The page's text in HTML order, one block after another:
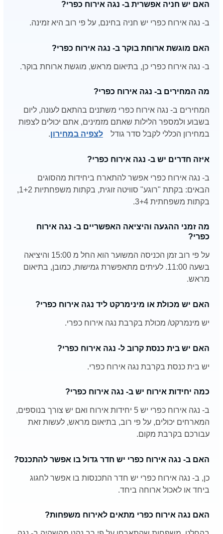
האם יש חניה אפשרית ב- נגה אירוח כפרי?
ב- נגה אירוח כפרי יש חניה בחינם, על פי רוב היא זמינה.
האם מוגשת ארוחת בוקר ב- נגה אירוח כפרי?
ב- נגה אירוח כפרי כן, בתיאום מראש, מוגשת ארוחת בוקר.
מה המחירים ב- נגה אירוח כפרי?
המחירים ב- נגה אירוח כפרי משתנים בהתאם לעונה, ליום
בשבוע ולמספר הלילות שאתם מזמינים, אתם יכולים לצפות
במחירון הכללי לקבל סדר גודל
לצפיה במחירון.
איזה חדרים יש ב- נגה אירוח כפרי?
ב- נגה אירוח כפרי אפשר להתארח ביחידות מהסוגים
הבאים: בקתת "רוגע" סוויטה זוגית, בקתות משפחתיות 1+2,
בקתות משפחתית 3+4.
מה זמני ההגעה והיציאה האפשריים ב- נגה אירוח
כפרי?
על פי רוב זמן הכניסה המשוער הוא החל מ 15:00 והיציאה
בשעה 11:00. לעיתים מתאפשרת גמישות, כמובן, בתיאום
מראש.
האם יש מכולת או מינימרקט ליד נגה אירוח כפרי?
יש מינמרקט/ מכולת בקרבת נגה אירוח כפרי.
האם יש בית כנסת קרוב ל- נגה אירוח כפרי?
יש בית כנסת בקרבת נגה אירוח כפרי.
כמה יחידות אירוח יש ב- נגה אירוח כפרי?
ב- נגה אירוח כפרי יש 5 יחידות אירוח ואם יש צורך בנוספים,
המארחים יכולים, על פי רוב, בתיאום מראש, לעשות זאת
עבורכם בקרבת מקום.
האם ב- נגה אירוח כפרי יש חדר גדול בו אפשר להתכנס?
כן, ב- נגה אירוח כפרי יש חדר התכנסות בו אפשר לחגוג
ביחד או לאכול ארוחה ביחד.
האם נגה אירוח כפרי מתאים לאירוח משפחות?